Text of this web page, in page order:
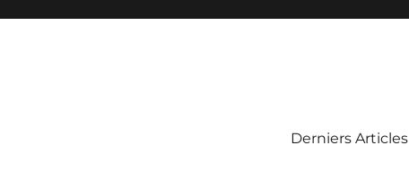
Derniers Articles